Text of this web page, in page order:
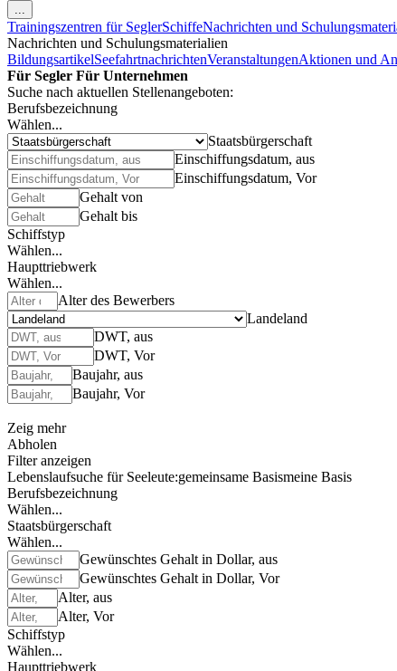
...
Trainingszentren für SeglerSchiffeNachrichten und
Nachrichten und Schulungsmaterialien
BildungsartikelSeefahrtnachrichtenVeranstaltungenAktionen und
Für Segler Für Unternehmen
Suche nach aktuellen Stellenangeboten:
Berufsbezeichnung
Wählen...
Staatsbürgerschaft
Einschiffungsdatum, aus
Einschiffungsdatum, Vor
Gehalt von
Gehalt bis
Schiffstyp
Wählen...
Haupttriebwerk
Wählen...
Alter des Bewerbers
Landeland
DWT, aus
DWT, Vor
Baujahr, aus
Baujahr, Vor
Zeig mehr
Abholen
Filter anzeigen
Lebenslaufsuche für Seeleute:gemeinsame Basismeine Basis
Berufsbezeichnung
Wählen...
Staatsbürgerschaft
Wählen...
Gewünschtes Gehalt in Dollar, aus
Gewünschtes Gehalt in Dollar, Vor
Alter, aus
Alter, Vor
Schiffstyp
Wählen...
Haupttriebwerk